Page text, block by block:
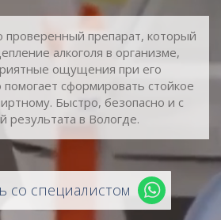
проверенный препарат, который
алкоголя в организме,
ощущения при его
сформировать стойкое
Быстро, безопасно и с
результата в Вологде.
со специалистом